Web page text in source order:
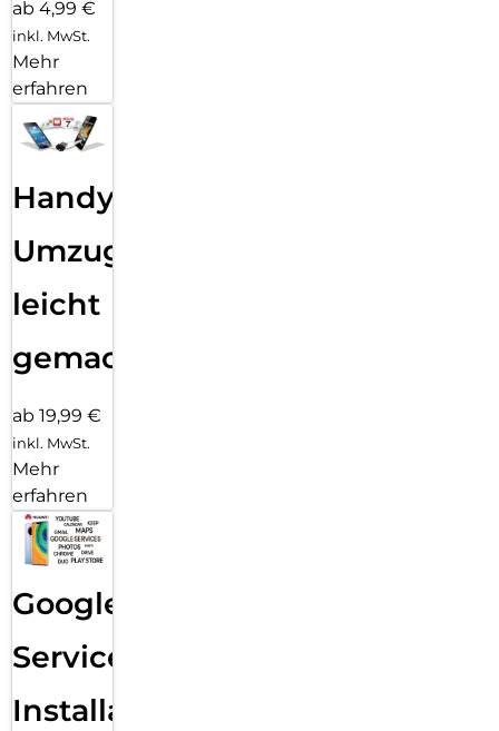
ab 4,99 €
inkl. MwSt.
Mehr
erfahren
Handy
Umzug
leicht
gemacht!
ab 19,99 €
inkl. MwSt.
Mehr
erfahren
Google
Services
Installation